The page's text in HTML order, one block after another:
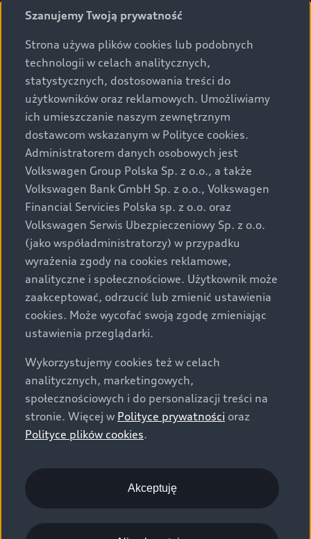
rozumieniu art. 5561§2 Kodeksu cywilnego oraz art.
Podane kwoty są rekomendowane i obejmują podatek
VAT (23%), chyba że inaczej zaznaczono.
Audi zastrzega sobie możliwość wprowadzenia zmian w
prezentowanych wersjach. Przedstawione detale
wyposażenia mogą różnić się od specyfikacji
przewidzianej na rynek polski. Zamieszczone zdjęcia
mogą przedstawiać wyposażenie opcjonalne, dostępne
za dopłatą. Wiążące ustalenie ceny, wyposażenia i
specyfikacji pojazdu następują w umowie sprzedaży, a
określenie parametrów technicznych zawiera
świadectwo homologacji typu pojazdu. Zastrzegamy
sobie prawo do zmian i pomyłek. Wszelkie informacje
prezentowane na stronie są aktualne na dzień ich
zamieszczania. W celu uzyskania najnowszych
informacji prosimy kontaktować się z Partnerem Marki
Audi.
Wszystkie produkowane obecnie samochody marki Audi
są wykonywane z materiałów spełniających pod
względem możliwości odzysku i recyklingu wymagania
określone w normie ISO 22628 i są zgodne z
europejskimi świadectwami homologacji wydanymi wg
o.o. podlega obowiązkowi zapewnienia wszystkim
użytkownikom samochodów marki Volkswagen sieci
odbioru pojazdów po wycofaniu ich z eksploatacji,
recyklingu pojazdów wycofanych z eksploatacji. Więcej
Szanujemy Twoją prywatność
Strona używa plików cookies lub podobnych
technologii w celach analitycznych,
statystycznych, dostosowania treści do
użytkowników oraz reklamowych. Umożliwiamy
ich umieszczanie naszym zewnętrznym
dostawcom wskazanym w Polityce cookies.
Administratorem danych osobowych jest
Volkswagen Group Polska Sp. z o.o., a także
Volkswagen Bank GmbH Sp. z o.o., Volkswagen
Financial Servicies Polska sp. z o.o. oraz
Volkswagen Serwis Ubezpieczeniowy Sp. z o.o.
(jako współadministratorzy) w przypadku
wyrażenia zgody na cookies reklamowe,
analityczne i społecznościowe. Użytkownik może
zaakceptować, odrzucić lub zmienić ustawienia
cookies. Może wycofać swoją zgodę zmieniając
ustawienia przeglądarki.
Wykorzystujemy cookies też w celach
analitycznych, marketingowych,
społecznościowych i do personalizacji treści na
stronie. Więcej w Polityce prywatności oraz
Polityce plików cookies.
Akceptuję